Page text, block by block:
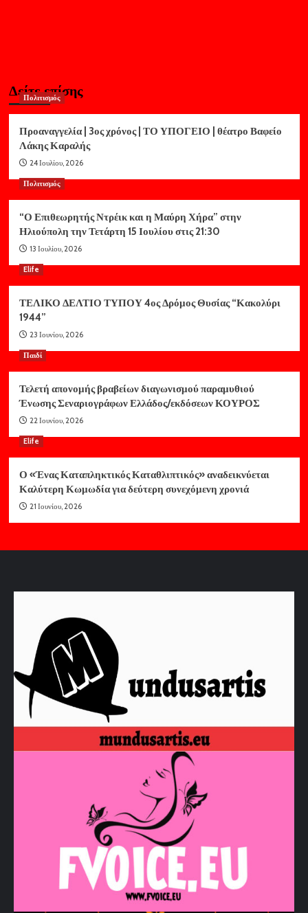
Δείτε επίσης
Πολιτισμός
Προαναγγελία | 3ος χρόνος | ΤΟ ΥΠΟΓΕΙΟ | θέατρο Βαφείο
Λάκης Καραλής
24 Ιουλίου, 2026
Πολιτισμός
“Ο Επιθεωρητής Ντρέικ και η Μαύρη Χήρα” στην
Ηλιούπολη την Τετάρτη 15 Ιουλίου στις 21:30
13 Ιουλίου, 2026
Elife
ΤΕΛΙΚΟ ΔΕΛΤΙΟ ΤΥΠΟΥ 4ος Δρόμος Θυσίας “Κακολύρι
1944”
23 Ιουνίου, 2026
Παιδί
Τελετή απονομής βραβείων διαγωνισμού παραμυθιού
Ένωσης Σεναριογράφων Ελλάδος/εκδόσεων ΚΟΥΡΟΣ
22 Ιουνίου, 2026
Elife
Ο «Ένας Καταπληκτικός Καταθλιπτικός» αναδεικνύεται
Καλύτερη Κωμωδία για δεύτερη συνεχόμενη χρονιά
21 Ιουνίου, 2026